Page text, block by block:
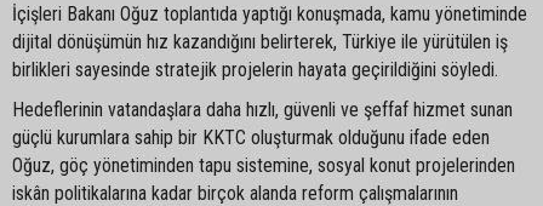
İçişleri Bakanı Oğuz toplantıda yaptığı konuşmada, kamu yönetiminde
dijital dönüşümün hız kazandığını belirterek, Türkiye ile yürütülen iş
birlikleri sayesinde stratejik projelerin hayata geçirildiğini söyledi.
Hedeflerinin vatandaşlara daha hızlı, güvenli ve şeffaf hizmet sunan
güçlü kurumlara sahip bir KKTC oluşturmak olduğunu ifade eden
Oğuz, göç yönetiminden tapu sistemine, sosyal konut projelerinden
iskân politikalarına kadar birçok alanda reform çalışmalarının